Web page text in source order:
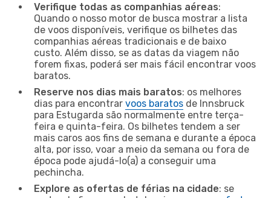
Verifique todas as companhias aéreas:
Quando o nosso motor de busca mostrar a lista
de voos disponíveis, verifique os bilhetes das
companhias aéreas tradicionais e de baixo
custo. Além disso, se as datas da viagem não
forem fixas, poderá ser mais fácil encontrar voos
baratos.
Reserve nos dias mais baratos: os melhores
dias para encontrar voos baratos de Innsbruck
para Estugarda são normalmente entre terça-
feira e quinta-feira. Os bilhetes tendem a ser
mais caros aos fins de semana e durante a época
alta, por isso, voar a meio da semana ou fora de
época pode ajudá-lo(a) a conseguir uma
pechincha.
Explore as ofertas de férias na cidade: se